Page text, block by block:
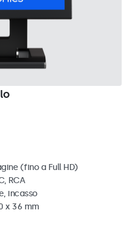
(fino a Full HD)
RCA
incasso
x 36 mm